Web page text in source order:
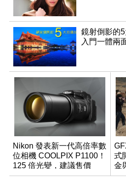
鏡射倒影的
入門一體兩
Nikon 發表新一代高倍率數
位相機 COOLPIX P1100！
125 倍光變，建議售價
NT$36,000
式
金